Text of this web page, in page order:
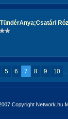
TündérAnya;Csatári
5 6 7 8 9 10 ...
Copyright Network.hu